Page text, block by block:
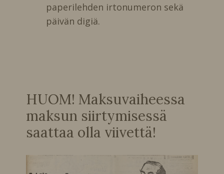
paperilehden irtonumeron sekä
päivän digiä.
HUOM! Maksuvaiheessa
maksun siirtymisessä
saattaa olla viivettä!